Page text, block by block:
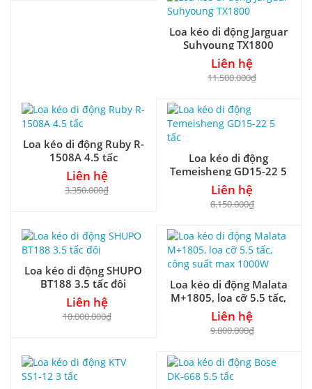
Loa kéo di động Jarguar
Suhyoung TX1800
Liên hệ
11.500.000₫
Loa kéo di động Ruby R-
1508A 4.5 tấc
Liên hệ
3.350.000₫
Loa kéo di động
Temeisheng GD15-22 5
tấc
Liên hệ
8.150.000₫
Loa kéo di động SHUPO
BT188 3.5 tấc đôi
Liên hệ
10.000.000₫
Loa kéo di động Malata
M+1805, loa cỡ 5.5 tấc,
công suất max 1000W
Liên hệ
9.800.000₫